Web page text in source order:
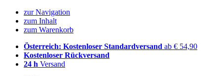
zur Navigation
zum Inhalt
zum Warenkorb
Österreich: Kostenloser Standardversand ab € 54,90
Kostenloser Rückversand
24 h Versand